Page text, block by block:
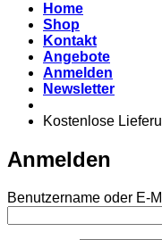
Home
Shop
Kontakt
Angebote
Anmelden
Newsletter
Kostenlose
Anmelden
Benutzername oder E-